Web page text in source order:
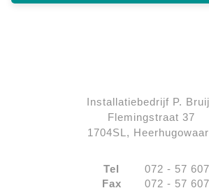
Installatiebedrijf P.
Flemingstraat 37
1704SL,
Tel
072 - 57
Fax
072 - 57